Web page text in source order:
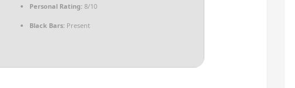
Personal Rating: 8/10
Black Bars: Present